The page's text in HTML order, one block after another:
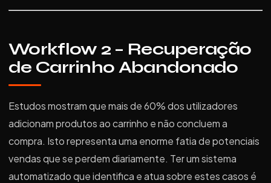
Workflow 2 – Recuperação
de Carrinho Abandonado
Estudos mostram que mais de 60% dos utilizadores
adicionam produtos ao carrinho e não concluem a
compra. Isto representa uma enorme fatia de potenciais
vendas que se perdem diariamente. Ter um sistema
automatizado que identifica e atua sobre estes casos é